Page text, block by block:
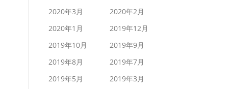
2020年3月
2020年2月
2020年1月
2019年12月
2019年10月
2019年9月
2019年8月
2019年7月
2019年5月
2019年3月